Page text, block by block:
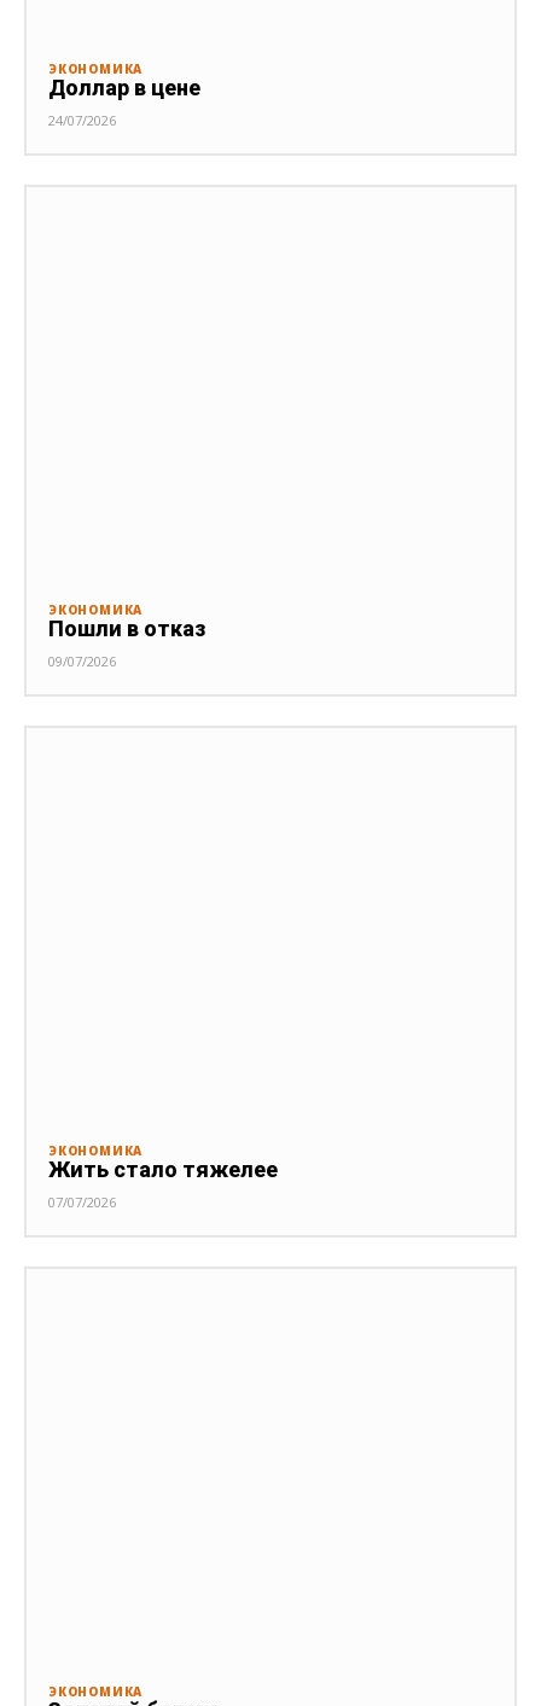
ЭКОНОМИКА
Доллар в цене
24/07/2026
ЭКОНОМИКА
Пошли в отказ
09/07/2026
ЭКОНОМИКА
Жить стало тяжелее
07/07/2026
ЭКОНОМИКА